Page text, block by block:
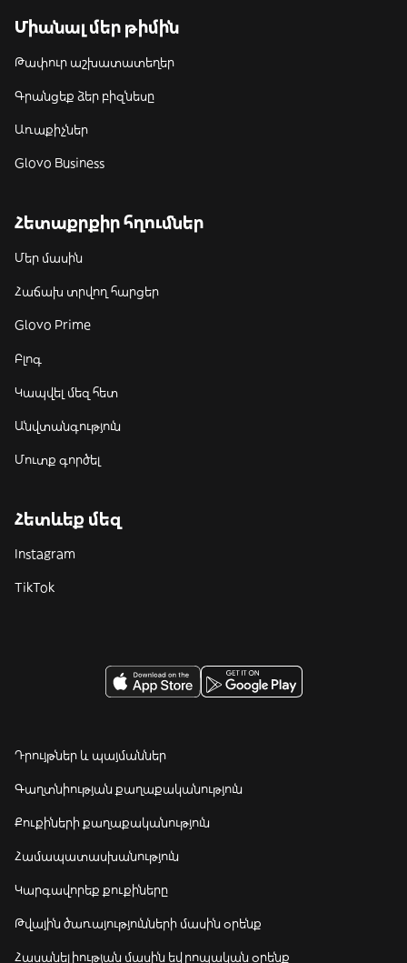
Միանալ մեր թիմին
Թափուր աշխատատեղեր
Գրանցեք ձեր բիզնեսը
Առաքիչներ
Glovo Business
Հետաքրքիր հղումներ
Մեր մասին
Հաճախ տրվող հարցեր
Glovo Prime
Բլոգ
Կապվել մեզ հետ
Անվտանգություն
Մուտք գործել
Հետևեք մեզ
Instagram
TikTok
Դրույթներ և պայմաններ
Գաղտնիության քաղաքականություն
Քուքիների քաղաքականություն
Համապատասխանություն
Կարգավորեք քուքիները
Թվային ծառայությունների մասին օրենք
Հասանելիության մասին եվրոպական օրենք